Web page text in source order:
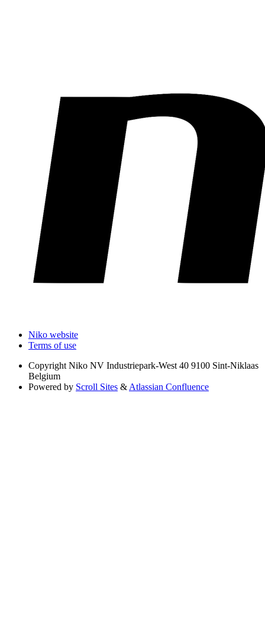
Niko website
Terms of use
Copyright Niko NV Industriepark-West 40 9100 Sint-Niklaas
Belgium
Powered by Scroll Sites & Atlassian Confluence